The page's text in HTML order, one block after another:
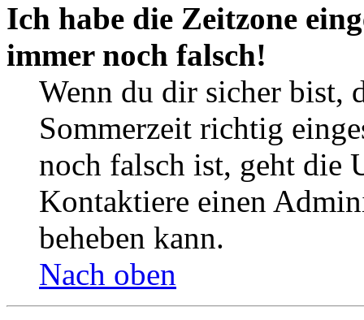
Ich habe die Zeitzone
immer noch falsch!
Wenn du dir sicher bist,
Sommerzeit richtig
noch falsch ist, geht die
Kontaktiere einen
beheben kann.
Nach oben